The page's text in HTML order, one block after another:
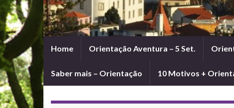
Home Orientação Aventura – 5 Set.
Saber mais – Orientação 10 Motivos +